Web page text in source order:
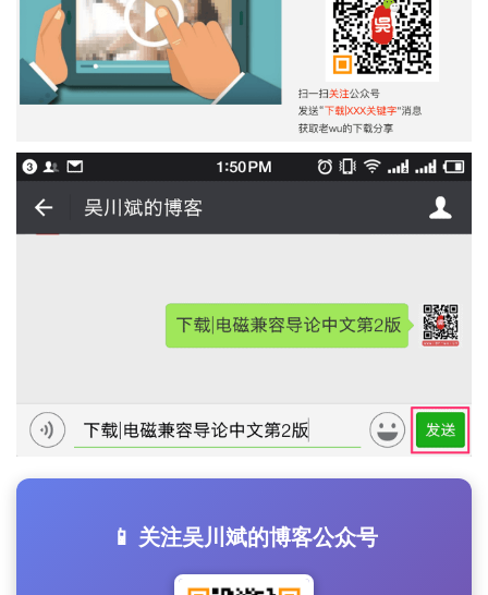
📱 关注吴川斌的博客公众号